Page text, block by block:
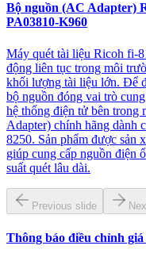
Bộ nguồn (AC Adapter)
PA03810-K960
Máy quét tài liệu Ricoh fi-
động liên tục trong môi
khối lượng tài liệu lớn. Để
bộ nguồn đóng vai trò
hệ thống điện tử bên
Adapter) chính hãng dành
8250. Sản phẩm được sản
giúp cung cấp nguồn điện
suất quét lâu dài.
Previous slide
Thông báo điều chỉnh giá